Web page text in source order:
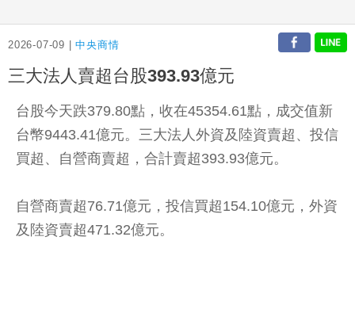
2026-07-09 |中央商情
三大法人賣超台股393.93億元
台股今天跌379.80點，收在45354.61點，成交值新
台幣9443.41億元。三大法人外資及陸資賣超、投信
買超、自營商賣超，合計賣超393.93億元。
自營商賣超76.71億元，投信買超154.10億元，外資
及陸資賣超471.32億元。